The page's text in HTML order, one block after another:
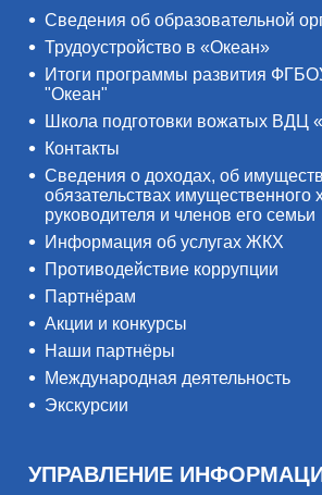
Сведения об образовательной
Трудоустройство в «Океан»
Итоги программы развития
"Океан"
Школа подготовки вожатых ВДЦ
Контакты
Сведения о доходах, об
обязательствах имущественного
руководителя и членов его семьи
Информация об услугах ЖКХ
Противодействие коррупции
Партнёрам
Акции и конкурсы
Наши партнёры
Международная деятельность
Экскурсии
УПРАВЛЕНИЕ